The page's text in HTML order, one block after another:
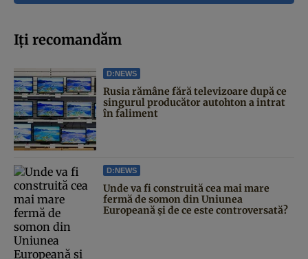
Iți recomandăm
D:NEWS
Rusia rămâne fără televizoare după ce
singurul producător autohton a intrat
în faliment
D:NEWS
Unde va fi construită cea mai mare
fermă de somon din Uniunea
Europeană și de ce este controversată?